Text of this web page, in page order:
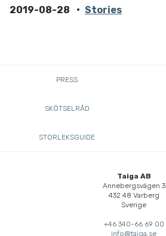
2019-08-28 Stories
PRESS
SKÖTSELRÅD
STORLEKSGUIDE
Taiga AB
Annebergsvägen 3
432 48 Varberg
Sverige
+46 340-66 69 00
info@taiga.se